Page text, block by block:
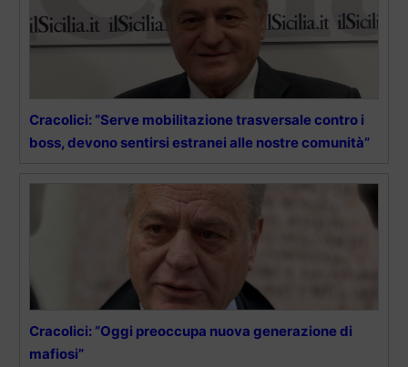
Cracolici: “Serve mobilitazione trasversale contro i
boss, devono sentirsi estranei alle nostre comunità”
Cracolici: “Oggi preoccupa nuova generazione di
mafiosi”